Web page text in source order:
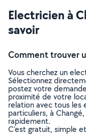
Electricien à
savoir
Comment trouver
Vous cherchez un
Sélectionnez
postez votre
proximité de votre
relation avec tous les
particuliers, à
rapidement.
C’est gratuit, simple